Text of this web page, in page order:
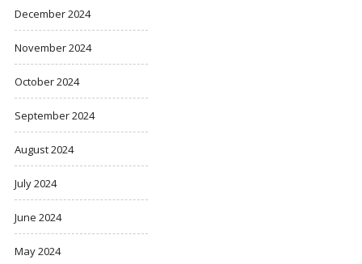
December 2024
November 2024
October 2024
September 2024
August 2024
July 2024
June 2024
May 2024